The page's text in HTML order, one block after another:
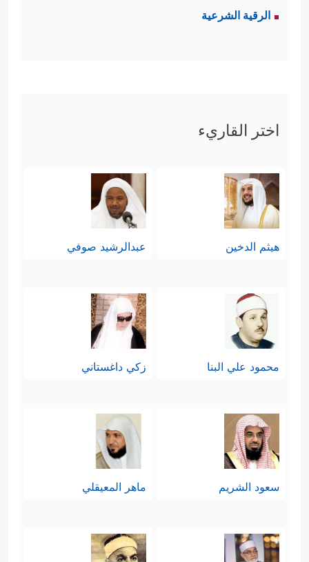
الرقية الشرعية
اختر القاريء
هيثم الدخين عبدالرشيد صوفي
محمود علي البنا زكي داغستاني
سعود الشريم ماهر المعيقلي